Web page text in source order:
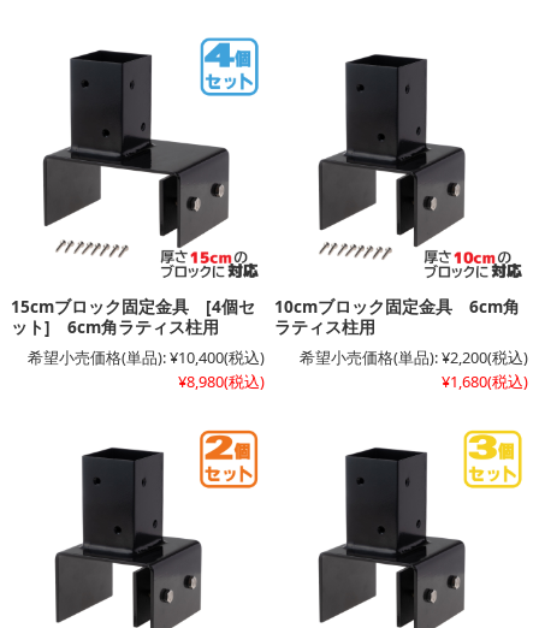
15cmブロック固定金具 [4個セ
ット] 6cm角ラティス柱用
希望小売価格(単品):¥10,400(税込)
¥8,980(税込)
10cmブロック固定金具 6cm角
ラティス柱用
希望小売価格(単品):¥2,200(税込)
¥1,680(税込)